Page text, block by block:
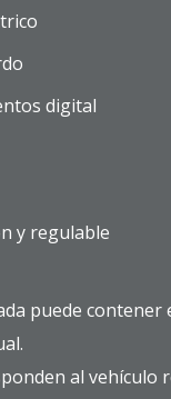
digital
y regulable
puede
al vehículo